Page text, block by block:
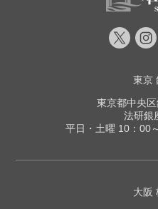
東京
東京都中央
法研銀
平日・土曜 10：00
大阪